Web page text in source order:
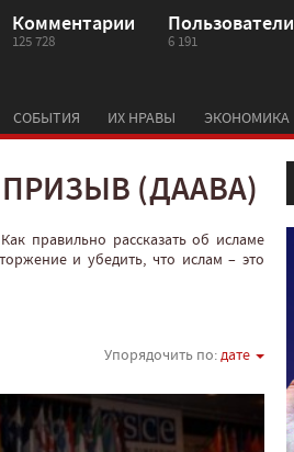
Комментарии
125 728
Пользователи
6 191
СОБЫТИЯ ИХ НРАВЫ ЭКОНОМИКА
(ДААВА)
правильно рассказать об исламе
и убедить, что ислам – это
Упорядочить по:дате